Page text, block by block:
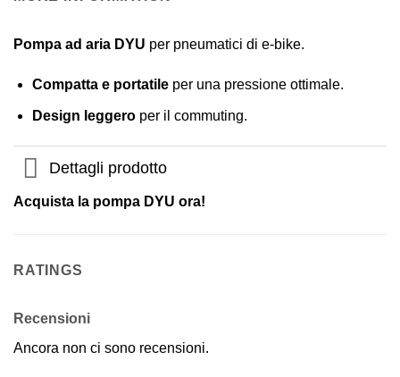
Pompa ad aria DYU per pneumatici di e-bike.
Compatta e portatileper una pressione ottimale.
Design leggeroper il commuting.
Dettagli prodotto
Acquista la pompa DYU ora!
RATINGS
Recensioni
Ancora non ci sono recensioni.